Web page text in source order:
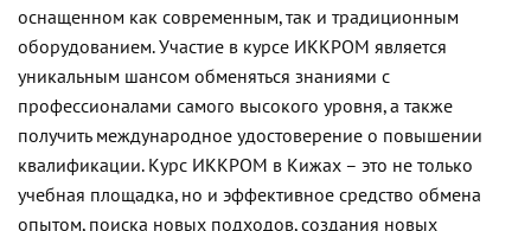
оснащенном как современным, так и традиционным
оборудованием.Участие в курсе ИККРОМ является
уникальным шансом обменяться знаниями с
профессионалами самого высокого уровня, а также
получить международное удостоверение о повышении
квалификации. Курс ИККРОМ в Кижах – это не только
учебная площадка, но и эффективное средство обмена
опытом, поиска новых подходов, создания новых